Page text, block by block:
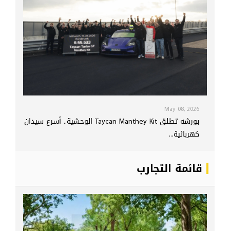
May 08, 2026
بورشه تطلق Taycan Manthey Kit الوحشية.. أسرع سيدان
كهربائية...
قائمة التجارب